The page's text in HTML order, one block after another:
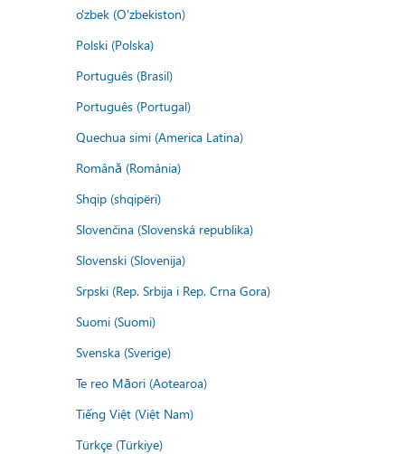
o'zbek (O'zbekiston)
Polski (Polska)
Português (Brasil)
Português (Portugal)
Quechua simi (America Latina)
Română (România)
Shqip (shqipëri)
Slovenčina (Slovenská republika)
Slovenski (Slovenija)
Srpski (Rep. Srbija i Rep. Crna Gora)
Suomi (Suomi)
Svenska (Sverige)
Te reo Māori (Aotearoa)
Tiếng Việt (Việt Nam)
Türkçe (Türkiye)